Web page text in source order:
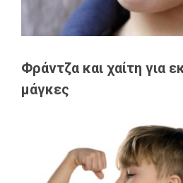
Φράντζα και χαίτη για
μάγκες